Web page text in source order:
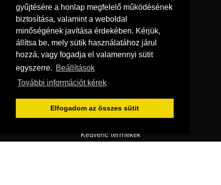
gyűjtésére a honlap megfelelő működésének
biztosítása, valamint a weboldal
minőségének javítása érdekében. Kérjük,
állítsa be, mely sütik használatához járul
hozzá, vagy fogadja el valamennyi sütit
egyszerre. Beállítások
További információt kérek
Elfogadom az összes sütit
Általános szerződési feltételek
Elállási nyilatkozat
Fogyasztóbarát dokumentumok
Impresszum
Hírek, érdekességek
Kedvenc termékek